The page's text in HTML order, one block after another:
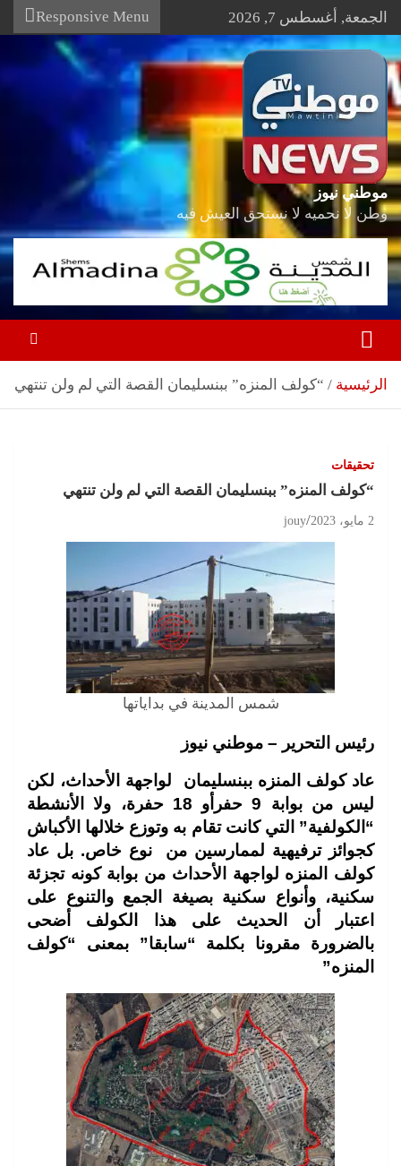
Skip
content
الجمعة, أغسطس 7, 2026 Responsive Menu
موطني نيوز
وطن لا نحميه لا نستحق العيش فيه
الرئيسية “كولف المنزه” ببنسليمان القصة التي لم ولن تنتهي
تحقيقات
“كولف المنزه” ببنسليمان القصة التي لم ولن تنتهي
2 مايو، 2023 jouy
شمس المدينة في بداياتها
رئيس التحرير – موطني نيوز
عاد كولف المنزه ببنسليمان لواجهة الأحداث، لكن
ليس من بوابة 9 حفرأو 18 حفرة، ولا الأنشطة
“الكولفية” التي كانت تقام به وتوزع خلالها الأكباش
كجوائز ترفيهية لممارسين من نوع خاص. بل عاد
كولف المنزه لواجهة الأحداث من بوابة كونه تجزئة
سكنية، وأنواع سكنية بصيغة الجمع والتنوع على
اعتبار أن الحديث على هذا الكولف أضحى
بالضرورة مقرونا بكلمة “سابقا”بمعنى “كولف
المنزه”